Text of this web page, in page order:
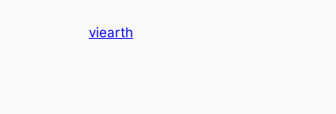
viearth